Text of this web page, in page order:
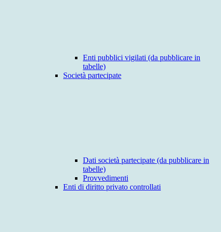
Enti pubblici vigilati (da pubblicare in
tabelle)
Società partecipate
Dati società partecipate (da pubblicare in
tabelle)
Provvedimenti
Enti di diritto privato controllati